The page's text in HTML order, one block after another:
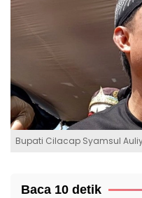
Bupati Cilacap Syamsul
Baca 10 detik